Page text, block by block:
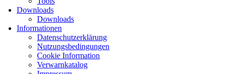
Downloads
Downloads
Informationen
Datenschutzerklärung
Nutzungsbedingungen
Cookie Information
Verwarnkatalog